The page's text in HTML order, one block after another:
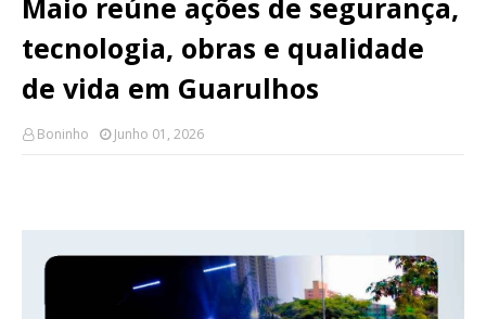
Maio reúne ações de segurança,
tecnologia, obras e qualidade
de vida em Guarulhos
Boninho Junho 01, 2026